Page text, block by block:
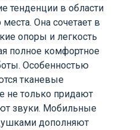
тенденции в области
Она сочетает в
опоры и легкость
полное комфортное
Особенностью
тканевые
не только придают
звуки. Мобильные
дополняют